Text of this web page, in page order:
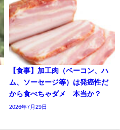
【食事】加工肉（ベーコン、ハ
ム、ソーセージ等）は発癌性だ
から食べちゃダメ 本当か？
2026年7月29日